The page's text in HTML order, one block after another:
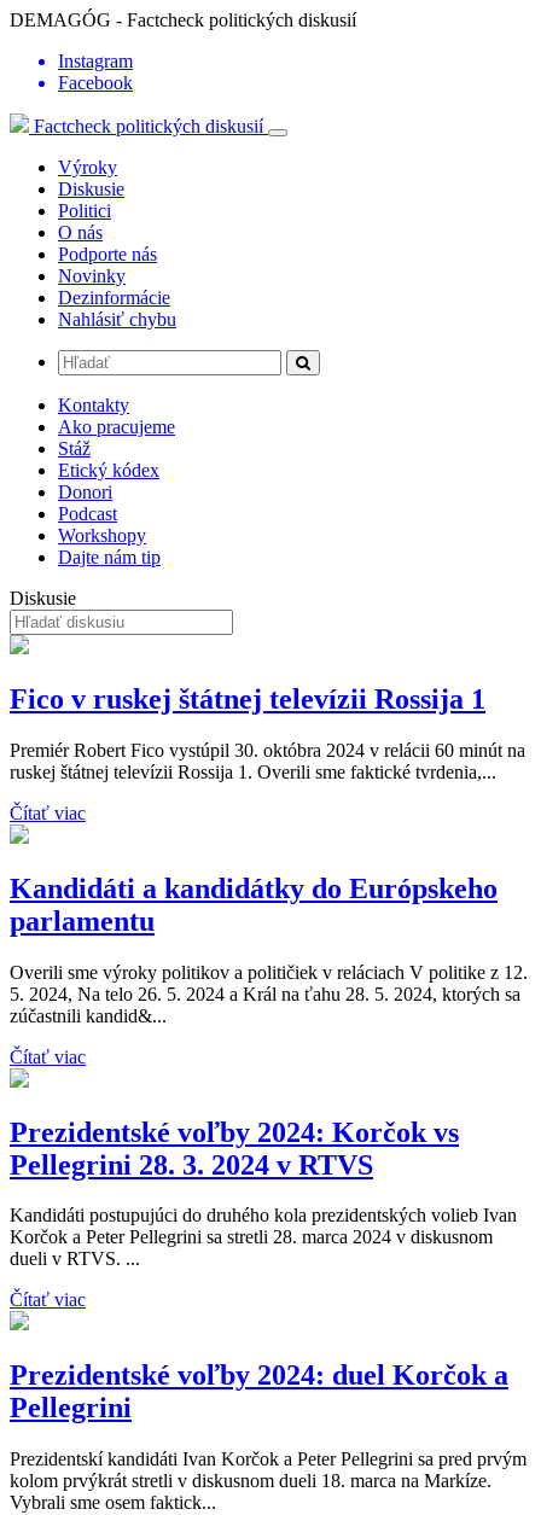
DEMAGÓG - Factcheck politických diskusií
Instagram
Facebook
Factcheck politických diskusií
Výroky
Diskusie
Politici
O nás
Podporte nás
Novinky
Dezinformácie
Nahlásiť chybu
Kontakty
Ako pracujeme
Stáž
Etický kódex
Donori
Podcast
Workshopy
Dajte nám tip
Diskusie
Fico v ruskej štátnej televízii Rossija 1
Premiér Robert Fico vystúpil 30. októbra 2024 v relácii 60 minút na
ruskej štátnej televízii Rossija 1. Overili sme faktické tvrdenia,...
Čítať viac
Kandidáti a kandidátky do Európskeho
parlamentu
Overili sme výroky politikov a političiek v reláciach V politike z 12.
5. 2024, Na telo 26. 5. 2024 a Král na ťahu 28. 5. 2024, ktorých sa
zúčastnili kandid&...
Čítať viac
Prezidentské voľby 2024: Korčok vs
Pellegrini 28. 3. 2024 v RTVS
Kandidáti postupujúci do druhého kola prezidentských volieb Ivan
Korčok a Peter Pellegrini sa stretli 28. marca 2024 v diskusnom
dueli v RTVS. ...
Čítať viac
Prezidentské voľby 2024: duel Korčok a
Pellegrini
Prezidentskí kandidáti Ivan Korčok a Peter Pellegrini sa pred prvým
kolom prvýkrát stretli v diskusnom dueli 18. marca na Markíze.
Vybrali sme osem faktick...